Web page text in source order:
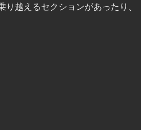
り越えるセクションがあったり、